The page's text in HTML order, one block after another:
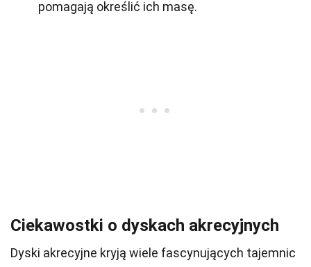
pomagają określić ich masę.
Ciekawostki o dyskach akrecyjnych
Dyski akrecyjne kryją wiele fascynujących tajemnic